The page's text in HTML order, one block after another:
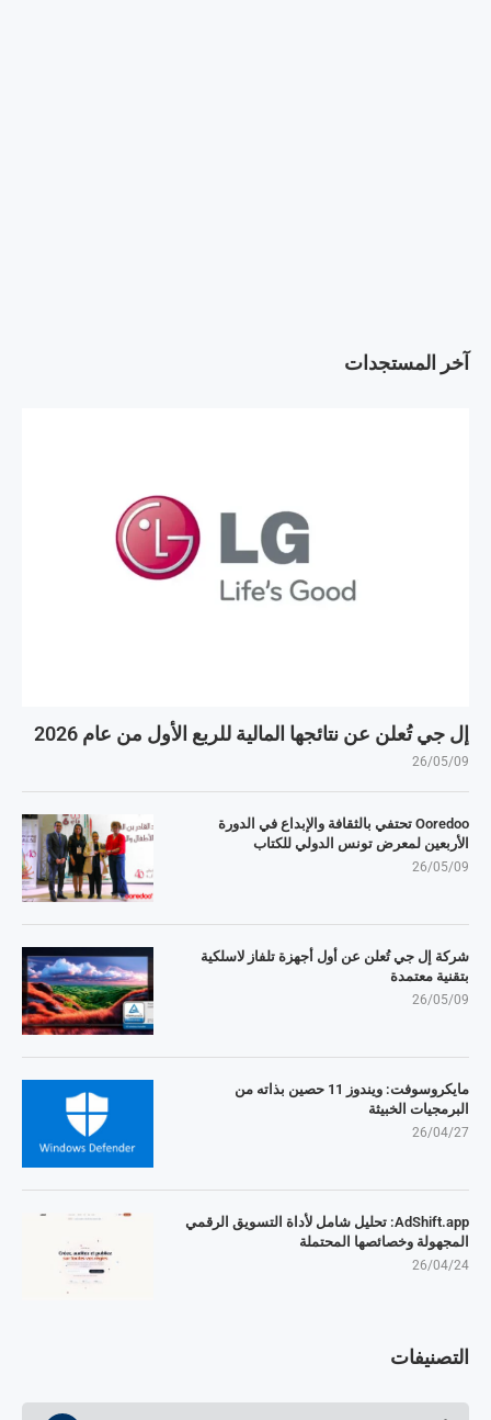
آخر المستجدات
إل جي تُعلن عن نتائجها المالية للربع الأول من عام 2026
26/05/09
Ooredoo تحتفي بالثقافة والإبداع في الدورة
الأربعين لمعرض تونس الدولي للكتاب
26/05/09
شركة إل جي تُعلن عن أول أجهزة تلفاز لاسلكية
بتقنية معتمدة
26/05/09
مايكروسوفت: ويندوز 11 حصين بذاته من
البرمجيات الخبيثة
26/04/27
AdShift.app: تحليل شامل لأداة التسويق الرقمي
المجهولة وخصائصها المحتملة
26/04/24
التصنيفات